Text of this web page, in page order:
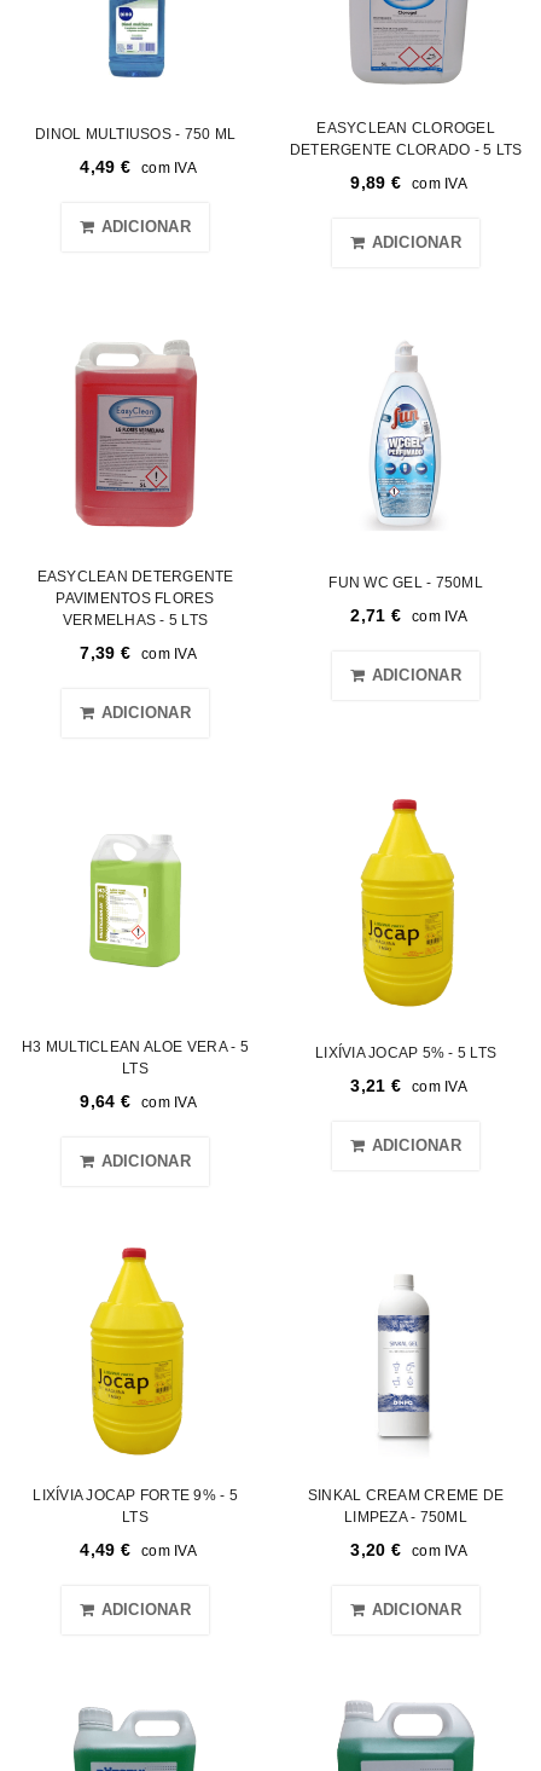
DINOL MULTIUSOS - 750 ML
4,49 € com IVA
ADICIONAR
EASYCLEAN CLOROGEL
DETERGENTE CLORADO - 5 LTS
9,89 € com IVA
ADICIONAR
EASYCLEAN DETERGENTE
PAVIMENTOS FLORES
VERMELHAS - 5 LTS
7,39 € com IVA
ADICIONAR
FUN WC GEL - 750ML
2,71 € com IVA
ADICIONAR
H3 MULTICLEAN ALOE VERA - 5
LTS
9,64 € com IVA
ADICIONAR
LIXÍVIA JOCAP 5% - 5 LTS
3,21 € com IVA
ADICIONAR
LIXÍVIA JOCAP FORTE 9% - 5
LTS
4,49 € com IVA
ADICIONAR
SINKAL CREAM CREME DE
LIMPEZA - 750ML
3,20 € com IVA
ADICIONAR